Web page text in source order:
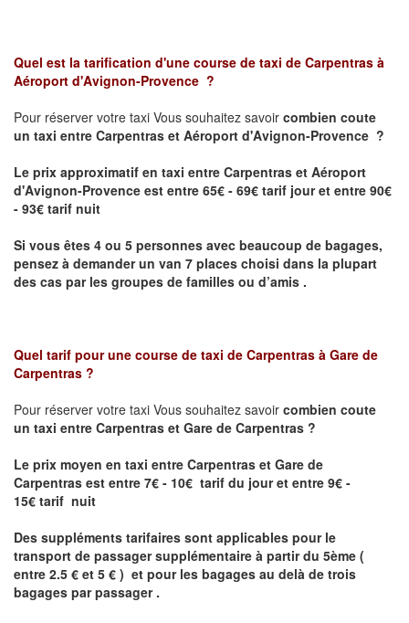
Quel est la tarification d'une course de taxi de Carpentras à
Aéroport d'Avignon-Provence ?
Pour réserver votre taxi Vous souhaitez savoir combien coute
un taxi entre Carpentras et Aéroport d'Avignon-Provence ?
Le prix approximatif en taxi entre Carpentras et Aéroport
d'Avignon-Provence est entre 65€ - 69€ tarif jour et entre 90€
- 93€ tarif nuit
Si vous êtes 4 ou 5 personnes avec beaucoup de bagages,
pensez à demander un van 7 places choisi dans la plupart
des cas par les groupes de familles ou d’amis .
Quel tarif pour une course de taxi de Carpentras à Gare de
Carpentras ?
Pour réserver votre taxi Vous souhaitez savoir combien coute
un taxi entre Carpentras et Gare de Carpentras ?
Le prix moyen en taxi entre Carpentras et Gare de
Carpentras est entre 7€ - 10€ tarif du jour et entre 9€ -
15€ tarif nuit
Des suppléments tarifaires sont applicables pour le
transport de passager supplémentaire à partir du 5ème (
entre 2.5 € et 5 € ) et pour les bagages au delà de trois
bagages par passager .